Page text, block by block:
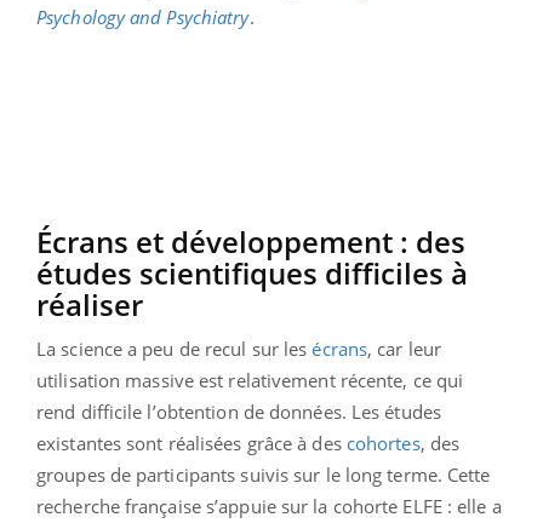
Psychology and Psychiatry.
Écrans et développement : des
études scientifiques difficiles à
réaliser
La science a peu de recul sur lesécrans, car leur
utilisation massive est relativement récente, ce qui
rend difficile l’obtention de données. Les études
existantes sont réalisées grâce à des cohortes, des
groupes de participants suivis sur le long terme. Cette
recherche française s’appuie sur la cohorte ELFE : elle a